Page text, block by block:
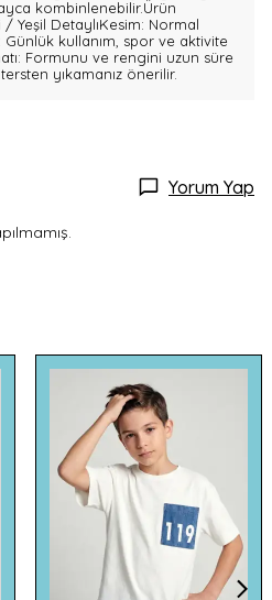
kombinlenebilir.Ürün
/ Yeşil DetaylıKesim: Normal
Günlük kullanım, spor ve aktivite
Formunu ve rengini uzun süre
yıkamanız önerilir.
Yorum Yap